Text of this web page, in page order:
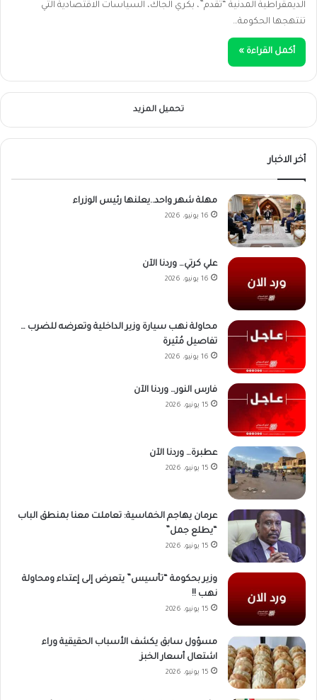
الديمقراطية المدنية “تقدم”، بكري الجاك، السياسات الاقتصادية التي
تنتهجها الحكومة…
أكمل القراءة »
تحميل المزيد
أخر الاخبار
مهلة شهر واحد..يعلنها رئيس الوزراء
16 يونيو، 2026
علي كرتي… وردنا الآن
16 يونيو، 2026
محاولة نهب سيارة وزير الداخلية وتعرضه للضرب …
تفاصيل مُثيرة
16 يونيو، 2026
فارس النور… وردنا الآن
15 يونيو، 2026
عطبرة… وردنا الآن
15 يونيو، 2026
عرمان يهاجم الخماسية: تعاملت معنا بمنطق الباب
“يطلع جمل”
15 يونيو، 2026
وزير بحكومة “تأسيس” يتعرض إلى إعتداء ومحاولة
نهب !!
15 يونيو، 2026
مسؤول سابق يكشف الأسباب الحقيقية وراء
اشتعال أسعار الخبز
15 يونيو، 2026